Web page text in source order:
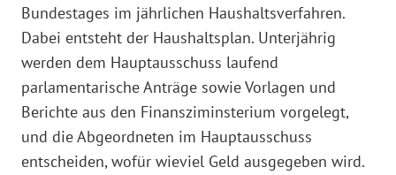
Bundestages im jährlichen Haushaltsverfahren.
Dabei entsteht der Haushaltsplan. Unterjährig
werden dem Hauptausschuss laufend
parlamentarische Anträge sowie Vorlagen und
Berichte aus den Finansziminsterium vorgelegt,
und die Abgeordneten im Hauptausschuss
entscheiden, wofür wieviel Geld ausgegeben wird.